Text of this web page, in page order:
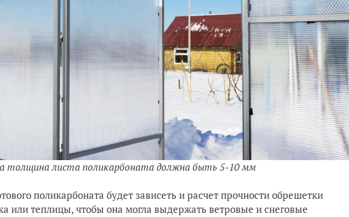
толщина листа поликарбоната должна быть 5-10 мм
поликарбоната будет зависеть и расчет прочности обрешетки
или теплицы, чтобы она могла выдержать ветровые и снеговые